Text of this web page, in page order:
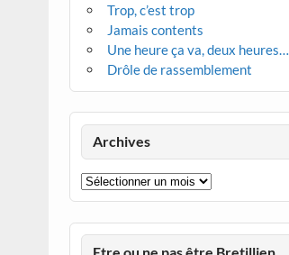
Trop, c’est trop
Jamais contents
Une heure ça va, deux heures…
Drôle de rassemblement
Archives
Archives
Etre ou ne pas être Bretillien